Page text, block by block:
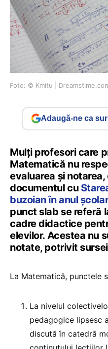
Foto: © Kmitu |
Adaugă-ne ca
Mulți profesori care
Matematică nu
evaluarea și
documentul cu
buzoian în anul
punct slab se referă
cadre didactice
elevilor. Acestea nu
notate, potrivit
La Matematică, punctele
La nivelul
pedagogice lipsesc
discută în catedră